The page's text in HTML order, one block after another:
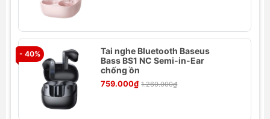
Thông số kỹ thuật
Thương hiệu: Baseus
Tên: Baseus True Wireless Earphones Bowie E3
Chất liệu: ABS+PC
- 40%
Tai nghe Bluetooth Baseus
Bass BS1 NC Semi-in-Ear
chống ồn
759.000₫ 1.260.000₫